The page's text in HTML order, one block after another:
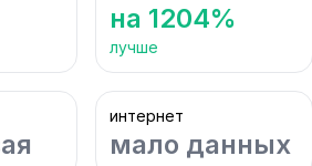
на 1204%
лучше
интернет
мало данных